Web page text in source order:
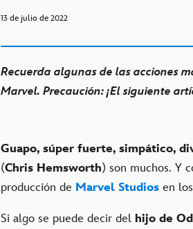
13 de julio de 2022
Recuerda algunas de las acciones
Marvel. Precaución: ¡El siguiente
Guapo, súper fuerte, simpático,
(Chris Hemsworth) son muchos. Y
producción de Marvel Studios en
Si algo se puede decir del hijo de